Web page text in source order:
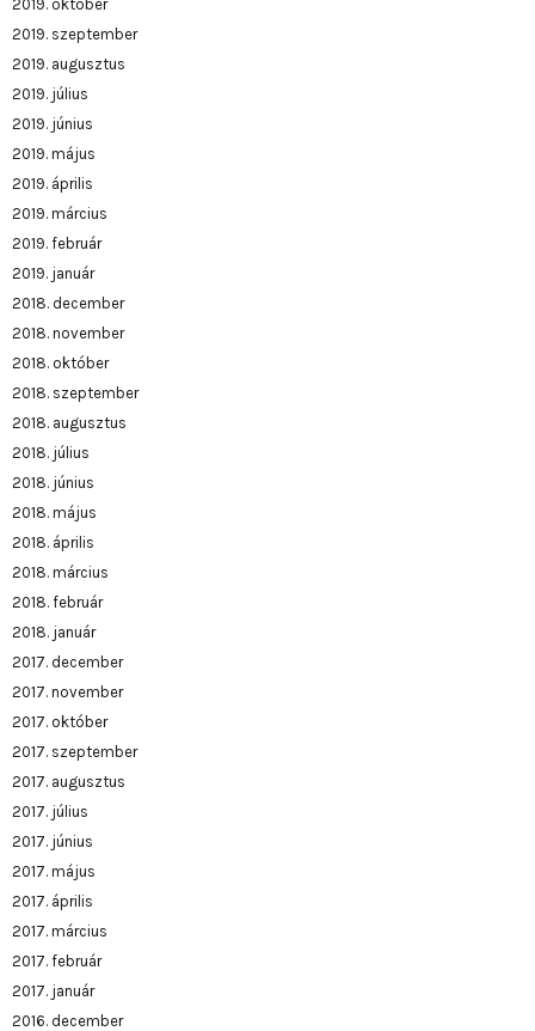
2019. október
2019. szeptember
2019. augusztus
2019. július
2019. június
2019. május
2019. április
2019. március
2019. február
2019. január
2018. december
2018. november
2018. október
2018. szeptember
2018. augusztus
2018. július
2018. június
2018. május
2018. április
2018. március
2018. február
2018. január
2017. december
2017. november
2017. október
2017. szeptember
2017. augusztus
2017. július
2017. június
2017. május
2017. április
2017. március
2017. február
2017. január
2016. december